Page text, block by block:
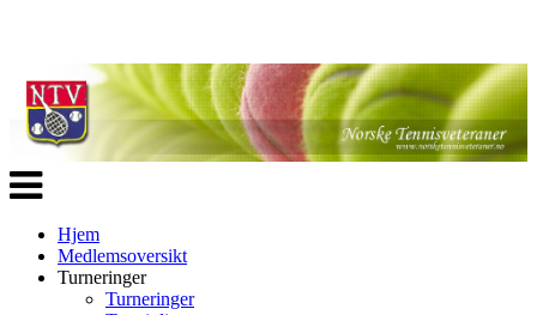
Veksle
navigasjon
Hjem
Medlemsoversikt
Turneringer
Turneringer